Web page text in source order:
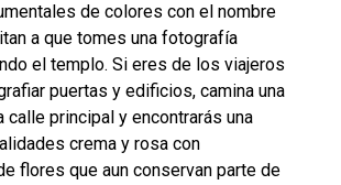
de colores con el nombre
a que tomes una fotografía
el templo. Si eres de los viajeros
puertas y edificios, camina una
calle principal y encontrarás una
crema y rosa con
flores que aun conservan parte de